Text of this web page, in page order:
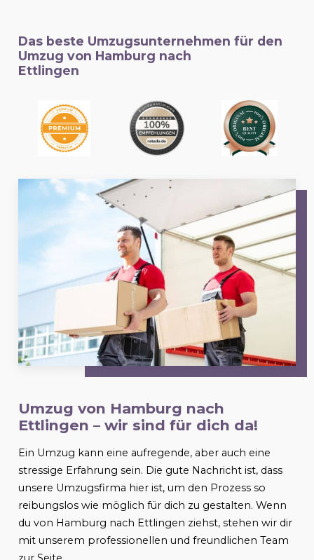
Das beste Umzugsunternehmen für den
Umzug von Hamburg nach
Ettlingen
Umzug von Hamburg nach
Ettlingen – wir sind für dich da!
Ein Umzug kann eine aufregende, aber auch eine
stressige Erfahrung sein. Die gute Nachricht ist, dass
unsere Umzugsfirma hier ist, um den Prozess so
reibungslos wie möglich für dich zu gestalten. Wenn
du von Hamburg nach Ettlingen ziehst, stehen wir dir
mit unserem professionellen und freundlichen Team